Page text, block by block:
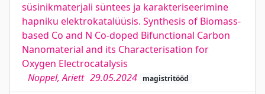
süsinikmaterjali süntees ja karakteriseerimine
hapniku elektrokatalüüsis. Synthesis of Biomass-
based Co and N Co-doped Bifunctional Carbon
Nanomaterial and its Characterisation for
Oxygen Electrocatalysis
Noppel, Ariett 29.05.2024 magistritööd